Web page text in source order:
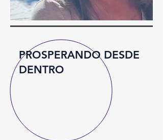
PROSPERANDO DESDE
DENTRO